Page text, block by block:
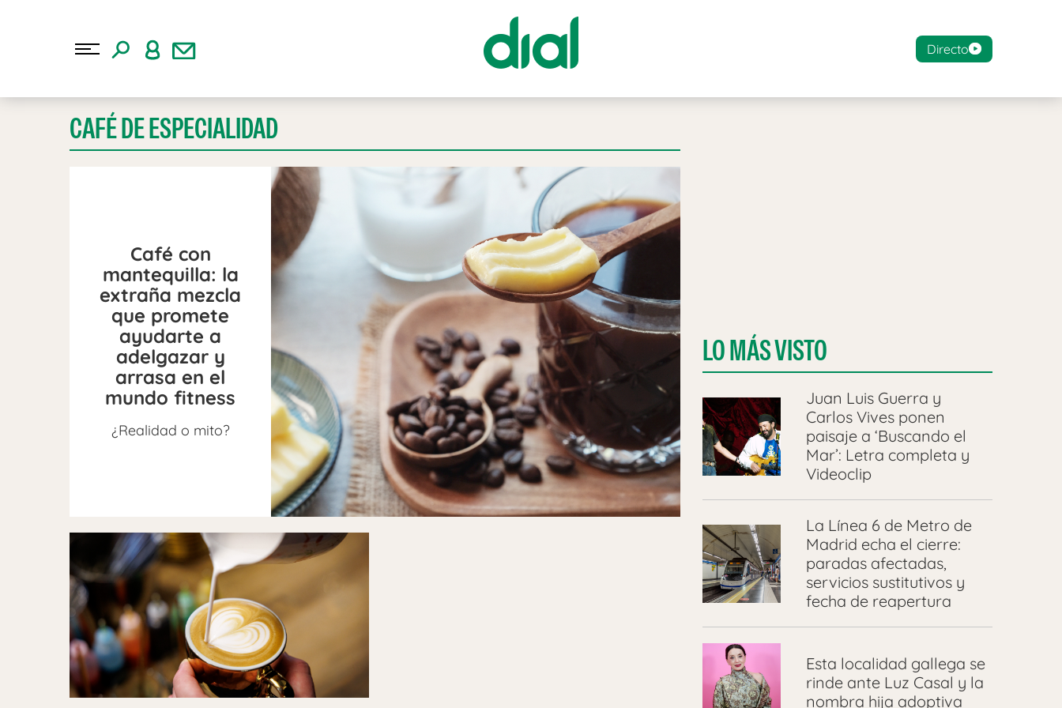
Directo
CAFÉ DE ESPECIALIDAD
Café con
mantequilla: la
extraña mezcla
que promete
ayudarte a
adelgazar y
arrasa en el
mundo fitness
¿Realidad o mito?
LO MÁS VISTO
Juan Luis Guerra y
Carlos Vives ponen
paisaje a ‘Buscando el
Mar’: Letra completa y
Videoclip
La Línea 6 de Metro de
Madrid echa el cierre:
paradas afectadas,
servicios sustitutivos y
fecha de reapertura
Esta localidad gallega se
rinde ante Luz Casal y la
nombra hija adoptiva